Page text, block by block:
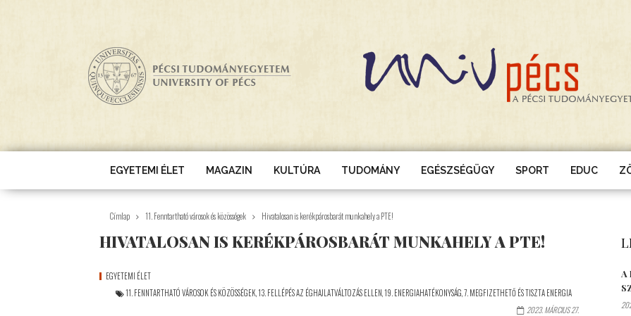
EGYETEMI ÉLET MAGAZIN KULTÚRA TUDOMÁNY EGÉSZSÉGÜGY SPORT EDUC
Címlap 11. Fenntartható városok és közösségek Hivatalosan is kerékpárosbarát munkahely a PTE!
HIVATALOSAN IS KERÉKPÁROSBARÁT MUNKAHELY A PTE!
EGYETEMI ÉLET
11. FENNTARTHATÓ VÁROSOK ÉS KÖZÖSSÉGEK,13. FELLÉPÉS AZ ÉGHAJLATVÁLTOZÁS ELLEN,19. ENERGIAHATÉKONYSÁG,7. MEGFIZETHETŐ ÉS TISZTA ENERGIA
2023. MÁRCIUS 27.
A